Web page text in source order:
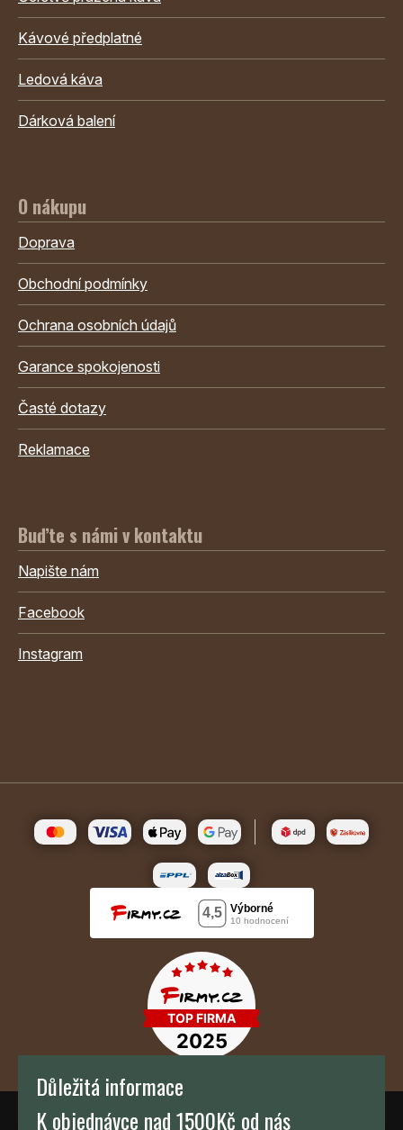
Kávové předplatné
Ledová káva
Dárková balení
O nákupu
Doprava
Obchodní podmínky
Ochrana osobních údajů
Garance spokojenosti
Časté dotazy
Reklamace
Buďte s námi v kontaktu
Napište nám
Facebook
Instagram
TH KAFFEE s.r.o.
Důležitá informace
K objednávce nad 1500Kč od nás